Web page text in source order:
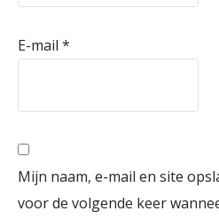
E-mail *
Mijn naam, e-mail en site
voor de volgende keer